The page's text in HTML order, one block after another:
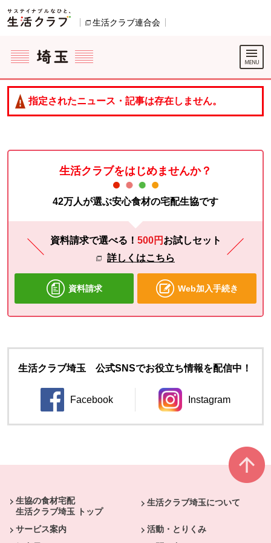
ページの先頭です。
生活クラブ連合会
ここからサイト内共通メニューです。
サイト内共通メニューをスキップする
サイト内共通メニューここまで。
指定されたニュース・記事は存在しません。
生活クラブをはじめませんか？
42万人が選ぶ安心食材の宅配生協です
資料請求で選べる！ 500円 お試しセット
詳しくはこちら
資料請求 Web加入手続き
生活クラブ埼玉 公式SNSでお役立ち情報を配信中！
Facebook
別のウィンドウで開きます。
Instagram
別のウィンドウ
生協の食材宅配
生活クラブ埼玉 トップ
生活クラブ埼玉について
サービス案内
活動・とりくみ